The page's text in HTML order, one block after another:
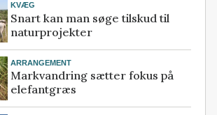
KVÆG
Snart kan man søge tilskud til
naturprojekter
ARRANGEMENT
Markvandring sætter fokus på
elefantgræs